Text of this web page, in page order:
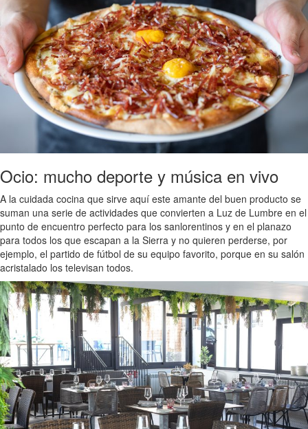
Ocio: mucho deporte y música en vivo
A la cuidada cocina que sirve aquí este amante del buen producto se
suman una serie de actividades que convierten a Luz de Lumbre en el
punto de encuentro perfecto para los sanlorentinos y en el planazo
para todos los que escapan a la Sierra y no quieren perderse, por
ejemplo, el partido de fútbol de su equipo favorito, porque en su salón
acristalado los televisan todos.